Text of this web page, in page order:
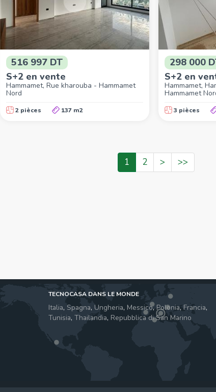
516 997 DT
S+2 en vente
Hammamet, Rue kharouba - Hammamet
Nord
2 pièces 137 m2
298 000
S+2 en
Hammamet,
Hammamet
3 pièces
1 2 > >>
TECNOCASA DANS LE MONDE
Italia, Spagna, Ungheria, Messico,Polonia, Francia,
Tunisia, Thailandia, Repubblica di San Marino